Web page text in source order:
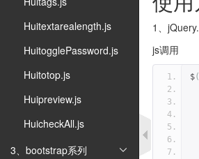
Huitextarealength.js
HuitogglePassword.js
Huitotop.js
Huipreview.js
HuicheckAll.js
3、bootstrap系列

1、
js调用
$(